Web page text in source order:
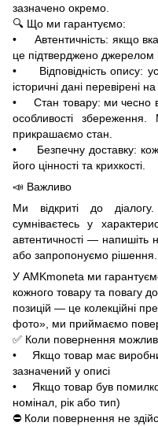
зазначено окремо.
🔍 Що ми гарантуємо:
• Автентичність: якщо
це підтверджено джерелом
• Відповідність опису:
історичні дані перевірені
• Стан товару: ми чесно
особливості
прикрашаємо стан.
• Безпечну доставку:
його цінності та крихкості.
📣 Важливо
Ми відкриті до
сумніваєтесь у
автентичності —
або запропонуємо рішення.
У AMKmoneta ми
кожного товару та повагу
позицій — це колекційні
фото», ми приймаємо
✅ Коли повернення
• Якщо товар має
зазначений у описі
• Якщо товар був
номінал, рік або тип)
⛔ Коли повернення не